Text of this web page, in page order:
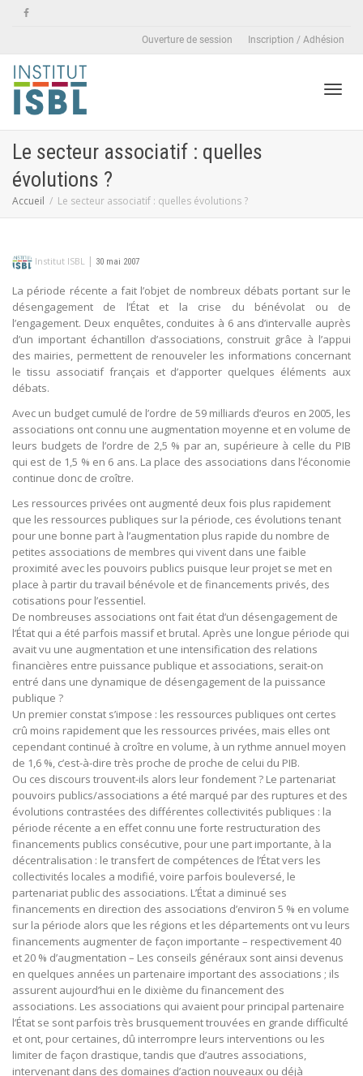
Ouverture de session Inscription / Adhésion
Le secteur associatif : quelles
évolutions ?
Accueil Le secteur associatif : quelles évolutions ?
Institut ISBL | 30 mai 2007
La période récente a fait l’objet de nombreux débats portant sur le
désengagement de l’État et la crise du bénévolat ou de
l’engagement. Deux enquêtes, conduites à 6 ans d’intervalle auprès
d’un important échantillon d’associations, construit grâce à l’appui
des mairies, permettent de renouveler les informations concernant
le tissu associatif français et d’apporter quelques éléments aux
débats.
Avec un budget cumulé de l’ordre de 59 milliards d’euros en 2005, les
associations ont connu une augmentation moyenne et en volume de
leurs budgets de l’ordre de 2,5 % par an, supérieure à celle du PIB
qui est de 1,5 % en 6 ans. La place des associations dans l’économie
continue donc de croître.
Les ressources privées ont augmenté deux fois plus rapidement
que les ressources publiques sur la période, ces évolutions tenant
pour une bonne part à l’augmentation plus rapide du nombre de
petites associations de membres qui vivent dans une faible
proximité avec les pouvoirs publics puisque leur projet se met en
place à partir du travail bénévole et de financements privés, des
cotisations pour l’essentiel.
De nombreuses associations ont fait état d’un désengagement de
l’État qui a été parfois massif et brutal. Après une longue période qui
avait vu une augmentation et une intensification des relations
financières entre puissance publique et associations, serait-on
entré dans une dynamique de désengagement de la puissance
publique ?
Un premier constat s’impose : les ressources publiques ont certes
crû moins rapidement que les ressources privées, mais elles ont
cependant continué à croître en volume, à un rythme annuel moyen
de 1,6 %, c’est-à-dire très proche de proche de celui du PIB.
Ou ces discours trouvent-ils alors leur fondement ? Le partenariat
pouvoirs publics/associations a été marqué par des ruptures et des
évolutions contrastées des différentes collectivités publiques : la
période récente a en effet connu une forte restructuration des
financements publics consécutive, pour une part importante, à la
décentralisation : le transfert de compétences de l’État vers les
collectivités locales a modifié, voire parfois bouleversé, le
partenariat public des associations. L’État a diminué ses
financements en direction des associations d’environ 5 % en volume
sur la période alors que les régions et les départements ont vu leurs
financements augmenter de façon importante – respectivement 40
et 20 % d’augmentation – Les conseils généraux sont ainsi devenus
en quelques années un partenaire important des associations ; ils
assurent aujourd’hui en le dixième du financement des
associations. Les associations qui avaient pour principal partenaire
l’État se sont parfois très brusquement trouvées en grande difficulté
et ont, pour certaines, dû interrompre leurs interventions ou les
limiter de façon drastique, tandis que d’autres associations,
intervenant dans des domaines d’action nouveaux ou déjà